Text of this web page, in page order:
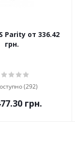
от 336.42
грн.
(292)
грн.